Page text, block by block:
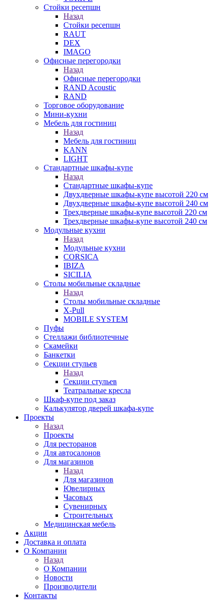
Стойки ресепшн
Назад
Стойки ресепшн
RAUT
DEX
IMAGO
Офисные перегородки
Назад
Офисные перегородки
RAND Acoustic
RAND
Торговое оборудование
Мини-кухни
Мебель для гостиниц
Назад
Мебель для гостиниц
KANN
LIGHT
Стандартные шкафы-купе
Назад
Стандартные шкафы-купе
Двухдверные шкафы-купе высотой 220 см
Двухдверные шкафы-купе высотой 240 см
Трехдверные шкафы-купе высотой 220 см
Трехдверные шкафы-купе высотой 240 см
Модульные кухни
Назад
Модульные кухни
CORSICA
IBIZA
SICILIA
Столы мобильные складные
Назад
Столы мобильные складные
X-Pull
MOBILE SYSTEM
Пуфы
Стеллажи библиотечные
Скамейки
Банкетки
Секции стульев
Назад
Секции стульев
Театральные кресла
Шкаф-купе под заказ
Калькулятор дверей шкафа-купе
Проекты
Назад
Проекты
Для ресторанов
Для автосалонов
Для магазинов
Назад
Для магазинов
Ювелирных
Часовых
Сувенирных
Строительных
Медицинская мебель
Акции
Доставка и оплата
О Компании
Назад
О Компании
Новости
Производители
Контакты